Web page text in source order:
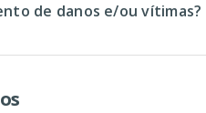
de danos e/ou vítimas?